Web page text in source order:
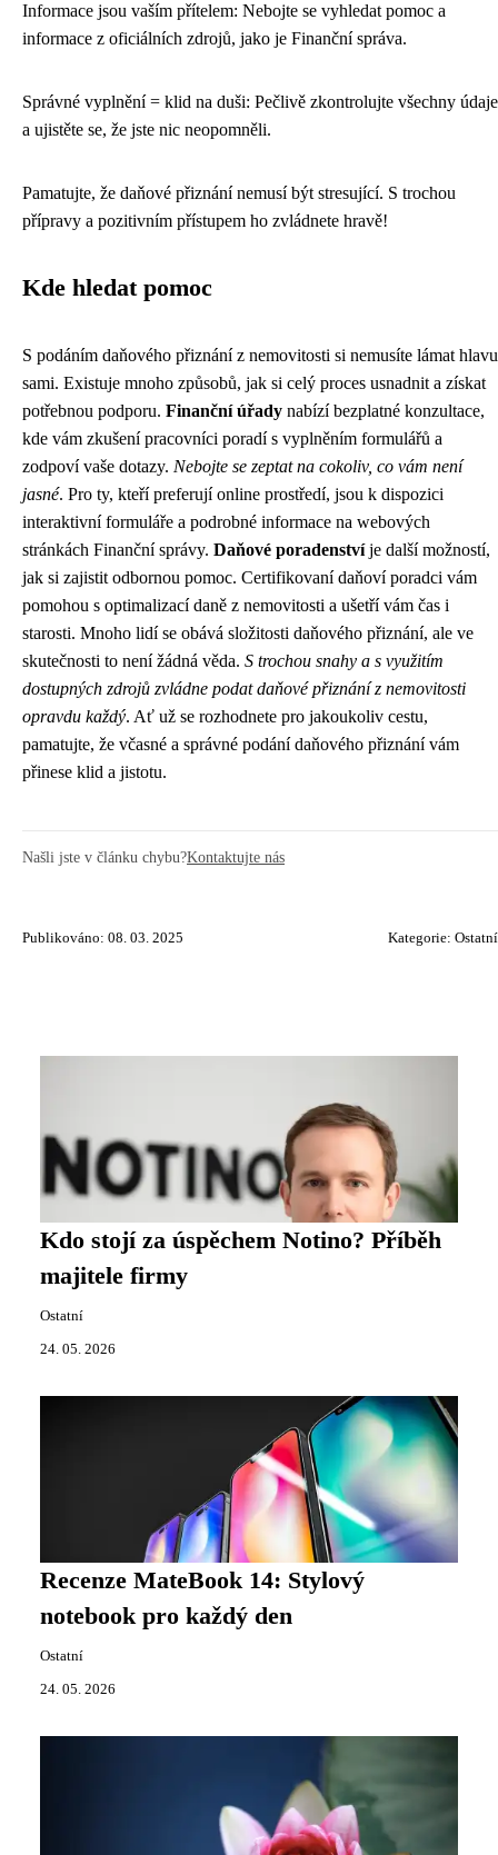
Informace jsou vaším přítelem: Nebojte se vyhledat pomoc a
informace z oficiálních zdrojů, jako je Finanční správa.
Správné vyplnění = klid na duši: Pečlivě zkontrolujte všechny údaje
a ujistěte se, že jste nic neopomněli.
Pamatujte, že daňové přiznání nemusí být stresující. S trochou
přípravy a pozitivním přístupem ho zvládnete hravě!
Kde hledat pomoc
S podáním daňového přiznání z nemovitosti si nemusíte lámat hlavu
sami. Existuje mnoho způsobů, jak si celý proces usnadnit a získat
potřebnou podporu. Finanční úřady nabízí bezplatné konzultace,
kde vám zkušení pracovníci poradí s vyplněním formulářů a
zodpoví vaše dotazy. Nebojte se zeptat na cokoliv, co vám není
jasné. Pro ty, kteří preferují online prostředí, jsou k dispozici
interaktivní formuláře a podrobné informace na webových
stránkách Finanční správy. Daňové poradenstvíje další možností,
jak si zajistit odbornou pomoc. Certifikovaní daňoví poradci vám
pomohou s optimalizací daně z nemovitosti a ušetří vám čas i
starosti. Mnoho lidí se obává složitosti daňového přiznání, ale ve
skutečnosti to není žádná věda. S trochou snahy a s využitím
dostupných zdrojů zvládne podat daňové přiznání z nemovitosti
opravdu každý. Ať už se rozhodnete pro jakoukoliv cestu,
pamatujte, že včasné a správné podání daňového přiznání vám
přinese klid a jistotu.
Našli jste v článku chybu?Kontaktujte nás
Publikováno: 08. 03. 2025 Kategorie: Ostatní
Kdo stojí za úspěchem Notino? Příběh
majitele firmy
Ostatní
24. 05. 2026
Recenze MateBook 14: Stylový
notebook pro každý den
Ostatní
24. 05. 2026